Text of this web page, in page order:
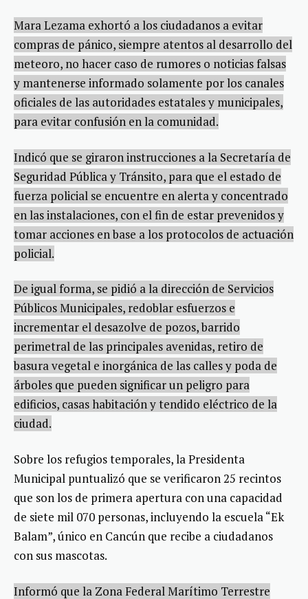
Mara Lezama exhortó a los ciudadanos a evitar
compras de pánico, siempre atentos al desarrollo del
meteoro, no hacer caso de rumores o noticias falsas
y mantenerse informado solamente por los canales
oficiales de las autoridades estatales y municipales,
para evitar confusión en la comunidad.
Indicó que se giraron instrucciones a la Secretaría de
Seguridad Pública y Tránsito, para que el estado de
fuerza policial se encuentre en alerta y concentrado
en las instalaciones, con el fin de estar prevenidos y
tomar acciones en base a los protocolos de actuación
policial.
De igual forma, se pidió a la dirección de Servicios
Públicos Municipales, redoblar esfuerzos e
incrementar el desazolve de pozos, barrido
perimetral de las principales avenidas, retiro de
basura vegetal e inorgánica de las calles y poda de
árboles que pueden significar un peligro para
edificios, casas habitación y tendido eléctrico de la
ciudad.
Sobre los refugios temporales, la Presidenta
Municipal puntualizó que se verificaron 25 recintos
que son los de primera apertura con una capacidad
de siete mil 070 personas, incluyendo la escuela “Ek
Balam”, único en Cancún que recibe a ciudadanos
con sus mascotas.
Informó que la Zona Federal Marítimo Terrestre